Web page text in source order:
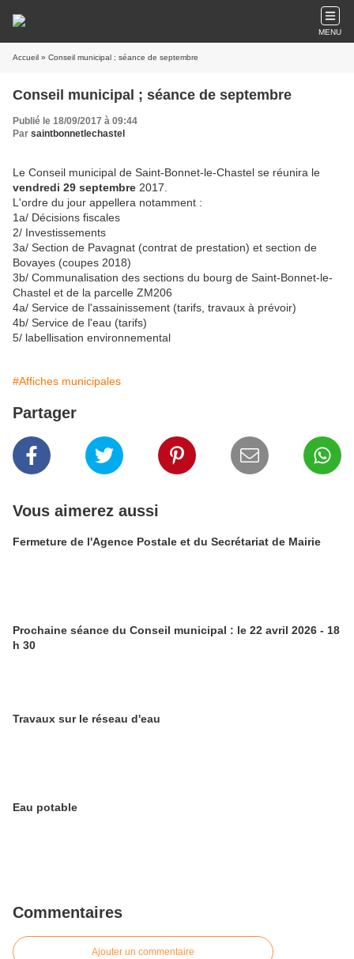
MENU
Accueil » Conseil municipal ; séance de septembre
Conseil municipal ; séance de septembre
Publié le 18/09/2017 à 09:44
Par saintbonnetlechastel
Le Conseil municipal de Saint-Bonnet-le-Chastel se réunira le
vendredi 29 septembre 2017.
L'ordre du jour appellera notamment :
1a/ Décisions fiscales
2/ Investissements
3a/ Section de Pavagnat (contrat de prestation) et section de
Bovayes (coupes 2018)
3b/ Communalisation des sections du bourg de Saint-Bonnet-le-
Chastel et de la parcelle ZM206
4a/ Service de l'assainissement (tarifs, travaux à prévoir)
4b/ Service de l'eau (tarifs)
5/ labellisation environnemental
#Affiches municipales
Partager
Vous aimerez aussi
Fermeture de l'Agence Postale et du Secrétariat de Mairie
Prochaine séance du Conseil municipal : le 22 avril 2026 - 18
h 30
Travaux sur le réseau d'eau
Eau potable
Commentaires
Ajouter un commentaire